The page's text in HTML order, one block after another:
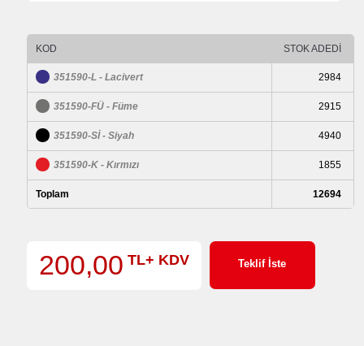
KOD STOK ADEDİ
351590-L - Lacivert 2984
351590-FÜ - Füme 2915
351590-Sİ - Siyah 4940
351590-K - Kırmızı 1855
Toplam 12694
200,00 TL+ KDV Teklif İste